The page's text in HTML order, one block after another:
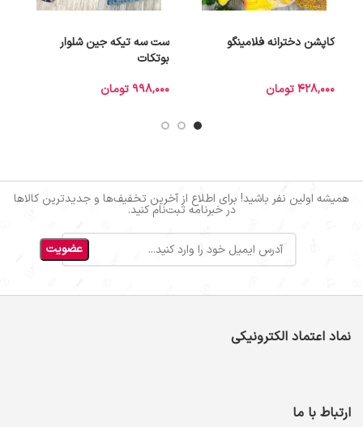
کاپشن دخترانه فلامینگو
428,000تومان
ست سه تیکه جین شلوار
بوتکات
998,000 تومان
همیشه اولین نفر باشید! برای اطلاع از آخرین تخفیف‌ها و جدیدترین کالاها
در خبرنامه ثبت‌نام کنید.
نماد اعتماد الکترونیکی
ارتباط با ما